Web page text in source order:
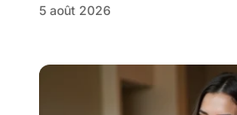
5 août 2026